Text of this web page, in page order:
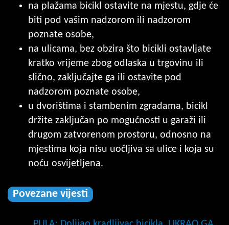
na plažama bicikl ostavite na mjestu, gdje će
biti pod vašim nadzorom ili nadzorom
poznate osobe,
na ulicama, bez obzira što bicikli ostavljate
kratko vrijeme zbog odlaska u trgovinu ili
slično, zaključajte ga ili ostavite pod
nadzorom poznate osobe,
u dvorištima i stambenim zgradama, bicikl
držite zaključan po mogućnosti u garaži ili
drugom zatvorenom prostoru, odnosno na
mjestima koja nisu uočljiva sa ulice i koja su
noću osvijetljena.
Povezane vijesti